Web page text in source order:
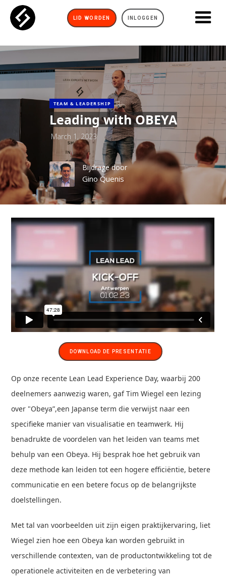
LID WORDEN INLOGGEN
TEAM & LEADERSHIP
Leading with OBEYA
March 1, 2023
Bijdrage door
Gino Quenis
DOWNLOAD DE PRESENTATIE
Op onze recente Lean Lead Experience Day, waarbij 200
deelnemers aanwezig waren, gaf Tim Wiegel een lezing
over "Obeya”,een Japanse term die verwijst naar een
specifieke manier van visualisatie en teamwerk. Hij
benadrukte de voordelen van het leiden van teams met
behulp van een Obeya. Hij besprak hoe het gebruik van
deze methode kan leiden tot een hogere efficiëntie, betere
communicatie en een betere focus op de belangrijkste
doelstellingen.
Met tal van voorbeelden uit zijn eigen praktijkervaring, liet
Wiegel zien hoe een Obeya kan worden gebruikt in
verschillende contexten, van de productontwikkeling tot de
operationele activiteiten en de verbetering van